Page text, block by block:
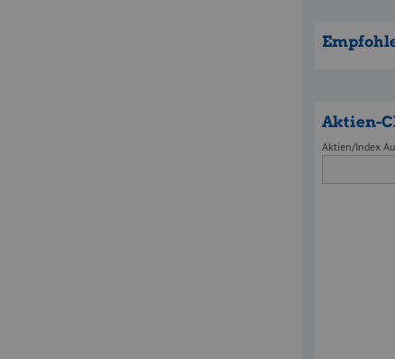
Aktien-
Aktien/Index